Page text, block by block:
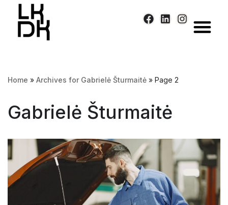
Skip
Home » Archives for Gabrielė Šturmaitė » Page 2
Gabrielė Šturmaitė